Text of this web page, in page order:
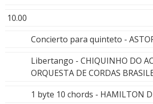
10.00
Concierto para quinteto -
Libertango - CHIQUINHO DO
ORQUESTA DE CORDAS
1 byte 10 chords - HAMILTON